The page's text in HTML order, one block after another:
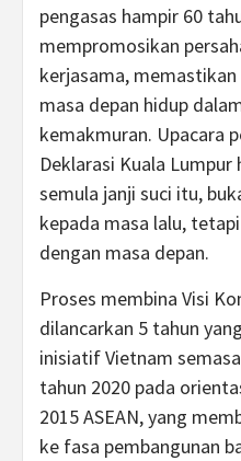
pengasas hampir 60
mempromosikan
kerjasama,
masa depan hidup
kemakmuran. Upacara
Deklarasi Kuala
semula janji suci itu,
kepada masa lalu,
dengan masa depan.
Proses membina Visi
dilancarkan 5 tahun
inisiatif Vietnam
tahun 2020 pada
2015 ASEAN, yang
ke fasa pembangunan